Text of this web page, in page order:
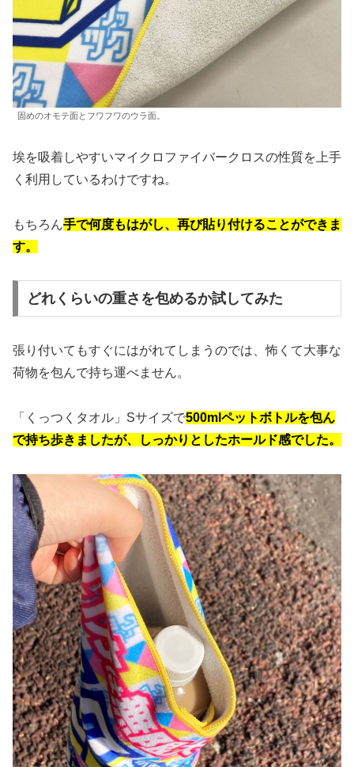
固めのオモテ面とフワフワのウラ面。
埃を吸着しやすいマイクロファイバークロスの性質を上手
く利用しているわけですね。
もちろん手で何度もはがし、再び貼り付けることができま
す。
どれくらいの重さを包めるか試してみた
張り付いてもすぐにはがれてしまうのでは、怖くて大事な
荷物を包んで持ち運べません。
「くっつくタオル」Sサイズで500mlペットボトルを包ん
で持ち歩きましたが、しっかりとしたホールド感でした。